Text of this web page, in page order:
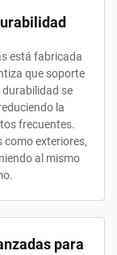
está fabricada
que soporte
se
la
frecuentes.
como exteriores,
al mismo
para